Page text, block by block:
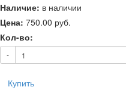
Наличие: в наличии
Цена: 750.00 руб.
Кол-во:
-
Купить